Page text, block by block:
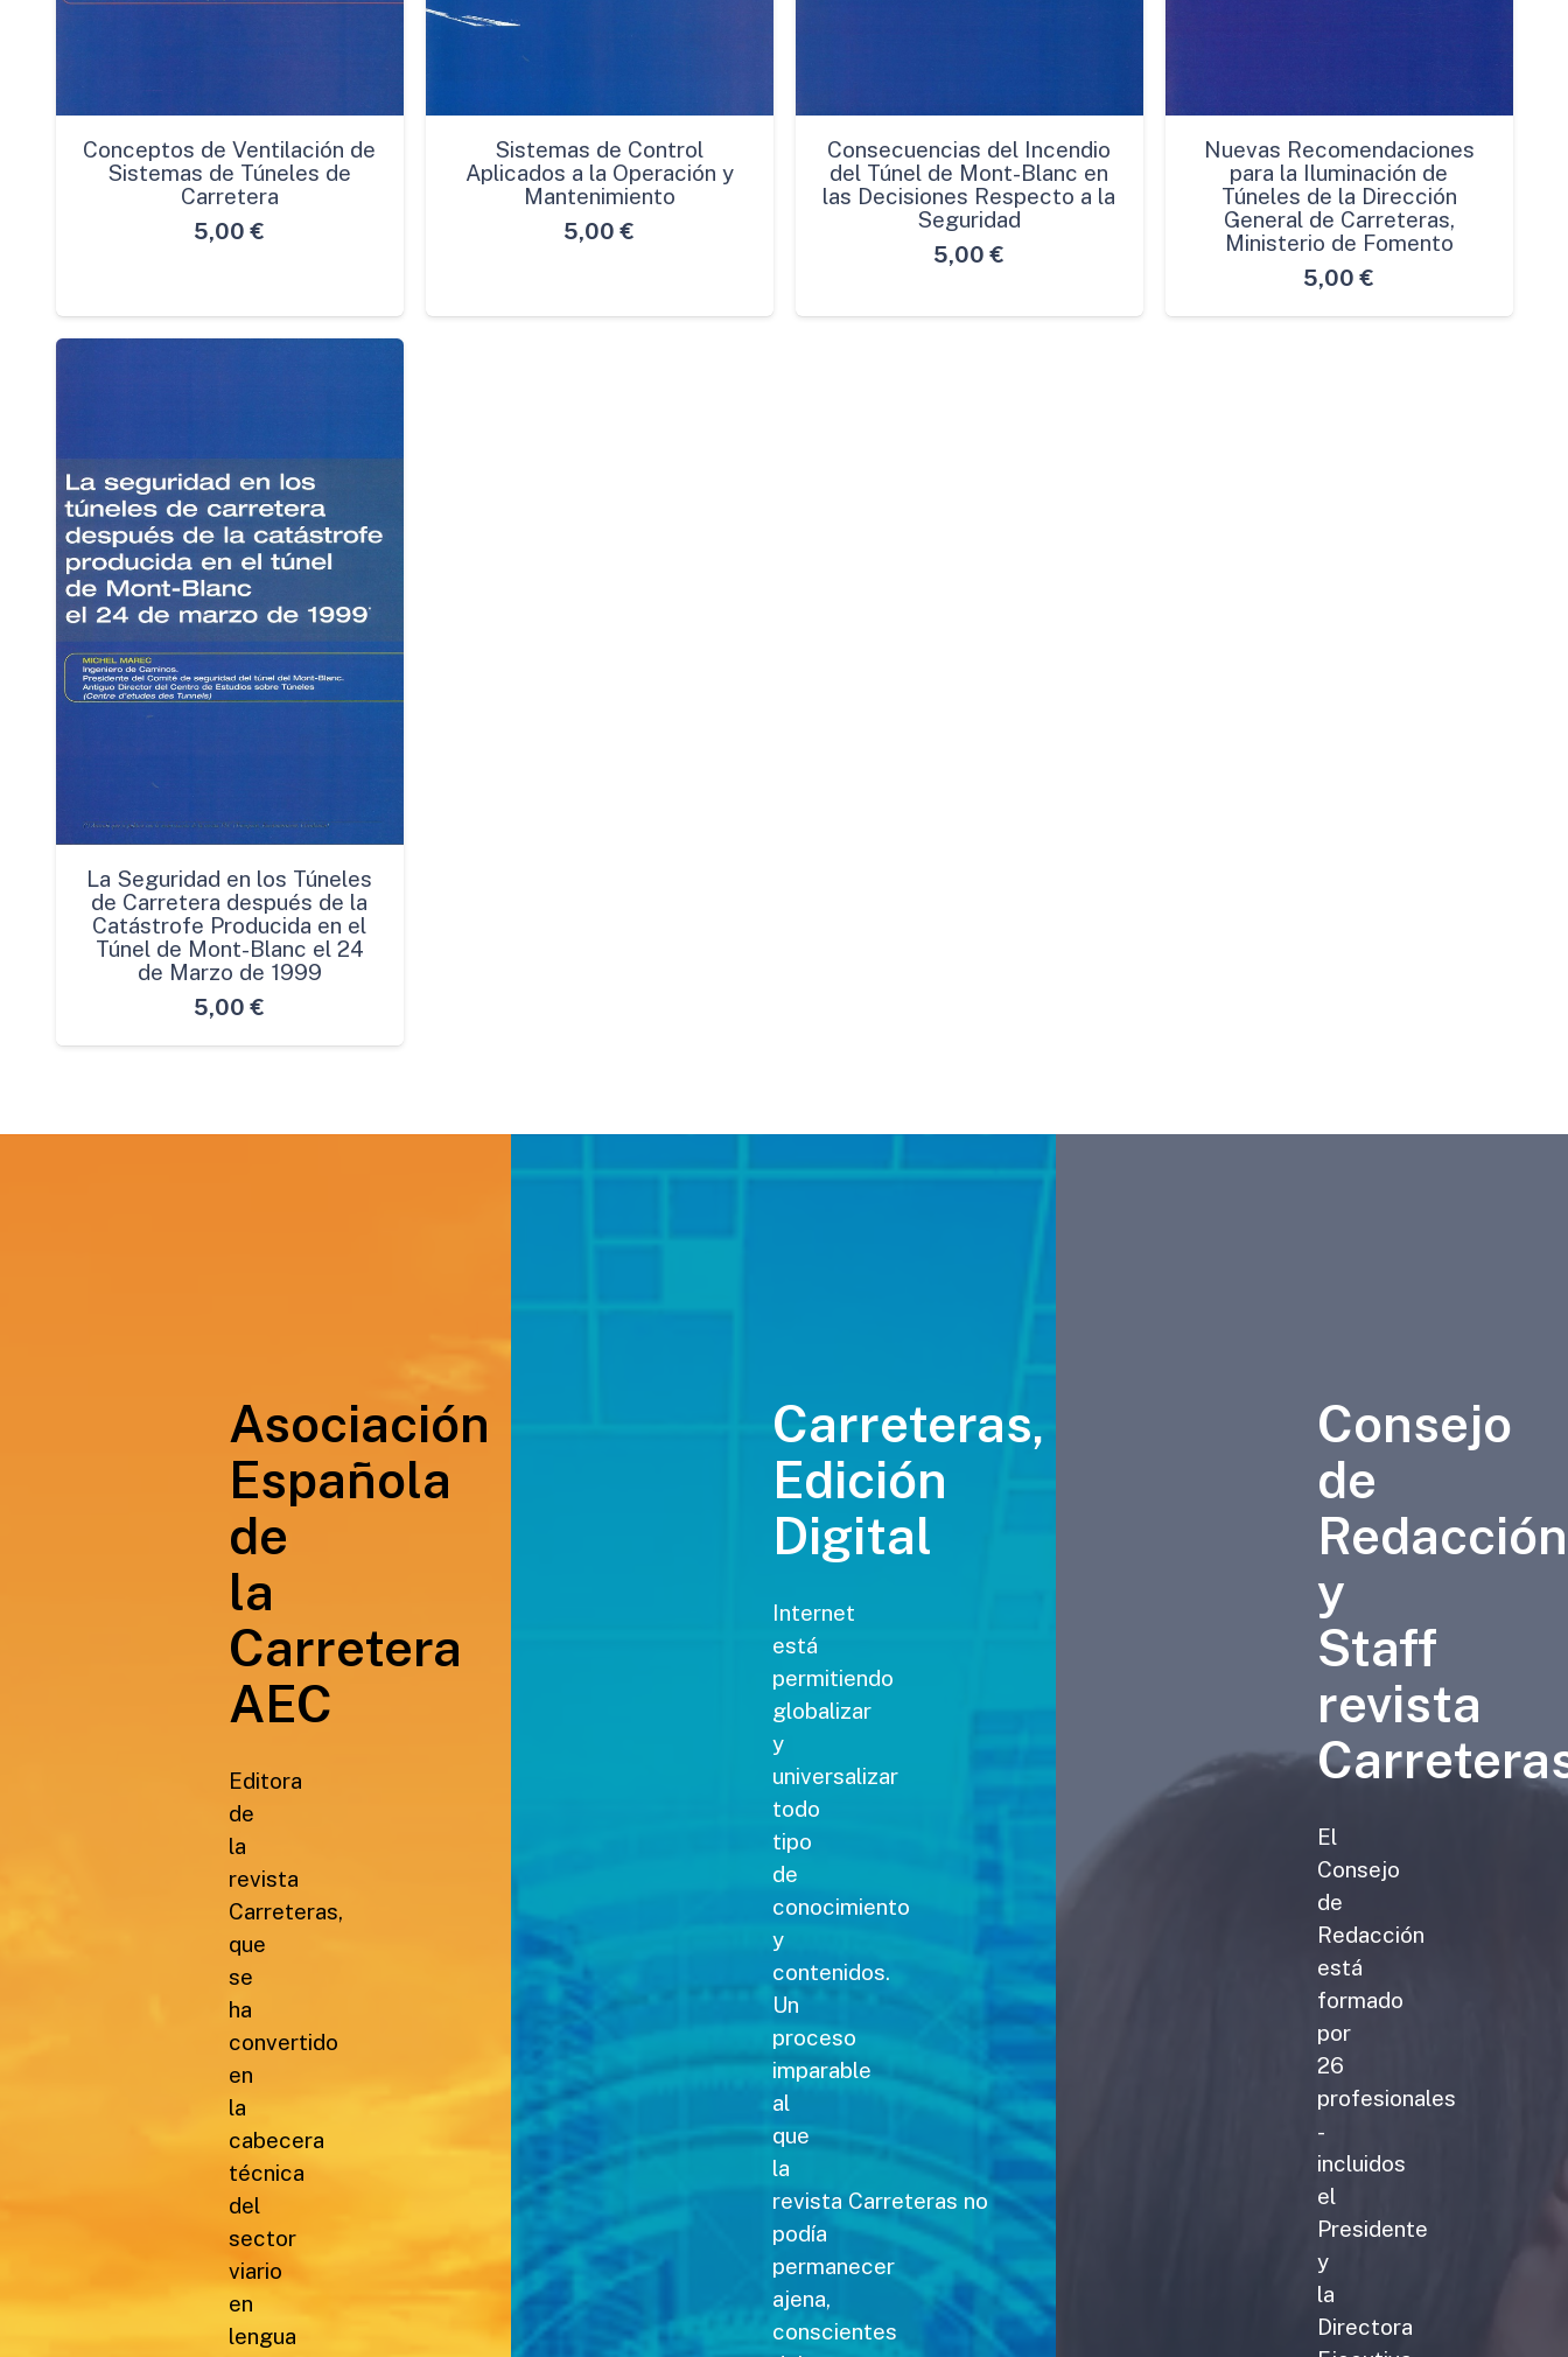
Conceptos de Ventilación de
Sistemas de Túneles de
Carretera
5,00 €
Sistemas de Control
Aplicados a la Operación y
Mantenimiento
5,00 €
Consecuencias del Incendio
del Túnel de Mont-Blanc en
las Decisiones Respecto a la
Seguridad
5,00 €
Nuevas Recomendaciones
para la Iluminación de
Túneles de la Dirección
General de Carreteras,
Ministerio de Fomento
5,00 €
La Seguridad en los Túneles
de Carretera después de la
Catástrofe Producida en el
Túnel de Mont-Blanc el 24
de Marzo de 1999
5,00 €
Asociación
Española
de
la
Carretera
AEC
Editora
de
la
revista
Carreteras,
que
se
ha
convertido
en
la
cabecera
técnica
del
sector
viario
en
lengua
Carreteras,
Edición
Digital
Internet
está
permitiendo
globalizar
y
universalizar
todo
tipo
de
conocimiento
y
contenidos.
Un
proceso
imparable
al
que
la
revista Carreteras no
podía
permanecer
ajena,
conscientes
Consejo
de
Redacción
y
Staff
revista
El
Consejo
de
Redacción
está
formado
por
26
profesionales
-
incluidos
el
Presidente
y
la
Directora